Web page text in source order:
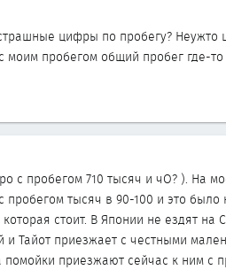
цифры по пробегу? Неужто
моим пробегом общий пробег где-то
с пробегом 710 тысяч и чО? ). На
тысяч в 90-100 и это было
стоит. В Японии не ездят
и Тайот приезжает с честными
помойки приезжают сейчас к ним с